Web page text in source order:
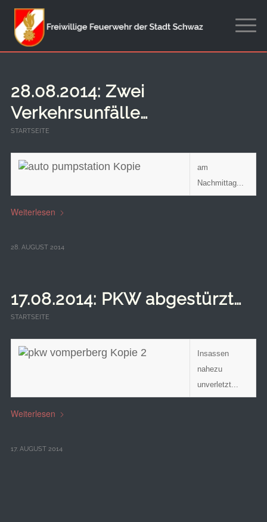
28.08.2014: Zwei
Verkehrsunfälle…
STARTSEITE
am
Nachmittag...
Weiterlesen
28. AUGUST 2014
17.08.2014: PKW abgestürzt…
STARTSEITE
Insassen
nahezu
unverletzt...
Weiterlesen
17. AUGUST 2014